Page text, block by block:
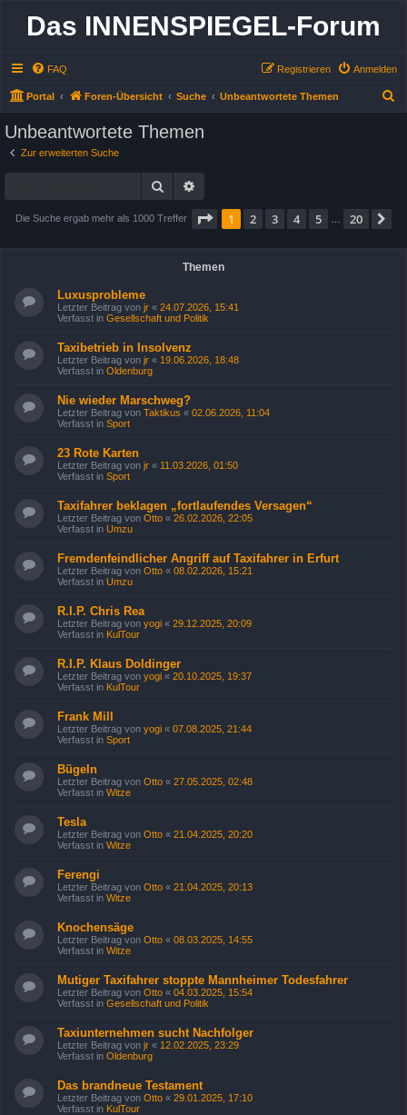
Das INNENSPIEGEL-Forum
FAQ Anmelden
Registrieren
Portal Foren-Übersicht Suche Unbeantwortete Themen
Unbeantwortete Themen
Zur erweiterten Suche
Suche
Die Suche ergab mehr als 1000 Treffer Seite 1von
1 2 3 4 5 20
Themen
Luxusprobleme
Letzter Beitrag von jr « 24.07.2026, 15:41
Verfasst in Gesellschaft und Politik
Taxibetrieb in Insolvenz
Letzter Beitrag von jr « 19.06.2026, 18:48
Verfasst in Oldenburg
Nie wieder Marschweg?
Letzter Beitrag von Taktikus « 02.06.2026, 11:04
Verfasst in Sport
23 Rote Karten
Letzter Beitrag von jr « 11.03.2026, 01:50
Verfasst in Sport
Taxifahrer beklagen „fortlaufendes Versagen“
Letzter Beitrag von Otto « 26.02.2026, 22:05
Verfasst in Umzu
Fremdenfeindlicher Angriff auf Taxifahrer in Erfurt
Letzter Beitrag von Otto « 08.02.2026, 15:21
Verfasst in Umzu
R.I.P. Chris Rea
Letzter Beitrag von yogi « 29.12.2025, 20:09
Verfasst in KulTour
R.I.P. Klaus Doldinger
Letzter Beitrag von yogi « 20.10.2025, 19:37
Verfasst in KulTour
Frank Mill
Letzter Beitrag von yogi « 07.08.2025, 21:44
Verfasst in Sport
Bügeln
Letzter Beitrag von Otto « 27.05.2025, 02:48
Verfasst in Witze
Tesla
Letzter Beitrag von Otto « 21.04.2025, 20:20
Verfasst in Witze
Ferengi
Letzter Beitrag von Otto « 21.04.2025, 20:13
Verfasst in Witze
Knochensäge
Letzter Beitrag von Otto « 08.03.2025, 14:55
Verfasst in Witze
Mutiger Taxifahrer stoppte Mannheimer Todesfahrer
Letzter Beitrag von Otto « 04.03.2025, 15:54
Verfasst in Gesellschaft und Politik
Taxiunternehmen sucht Nachfolger
Letzter Beitrag von jr « 12.02.2025, 23:29
Verfasst in Oldenburg
Das brandneue Testament
Letzter Beitrag von Otto « 29.01.2025, 17:10
Verfasst in KulTour